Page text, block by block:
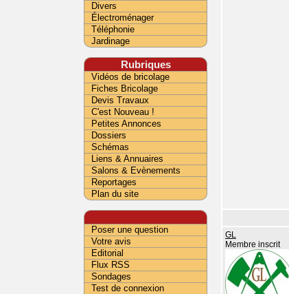
GL
Membre inscrit
Divers
Électroménager
Téléphonie
Jardinage
Rubriques
Vidéos de bricolage
Fiches Bricolage
Devis Travaux
C'est Nouveau !
Petites Annonces
Dossiers
Schémas
Liens & Annuaires
Salons & Evènements
Reportages
Plan du site
Poser une question
Votre avis
Editorial
Flux RSS
Sondages
Test de connexion